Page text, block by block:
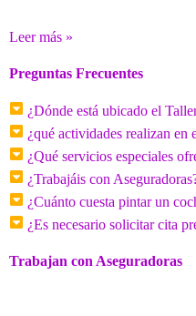
Leer más »
Preguntas Frecuentes
¿Dónde está ubicado el
¿qué actividades realizan en
¿Qué servicios especiales
¿Trabajáis con
¿Cuánto cuesta pintar un
¿Es necesario solicitar cita
Trabajan con Aseguradoras